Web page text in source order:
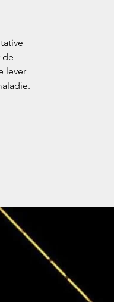
de
lever